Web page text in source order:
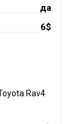
да
6$
Rav4